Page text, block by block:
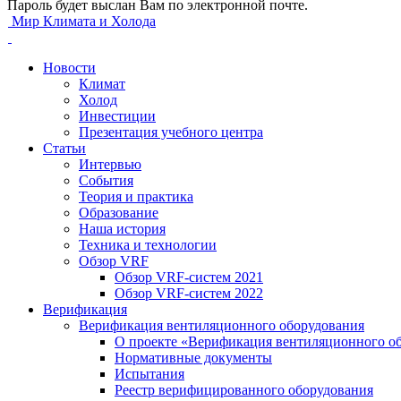
Пароль будет выслан Вам по электронной почте.
Мир Климата и Холода
Новости
Климат
Холод
Инвестиции
Презентация учебного центра
Статьи
Интервью
События
Теория и практика
Образование
Наша история
Техника и технологии
Обзор VRF
Обзор VRF-систем 2021
Обзор VRF-систем 2022
Верификация
Верификация вентиляционного оборудования
О проекте «Верификация вентиляционного
Нормативные документы
Испытания
Реестр верифицированного оборудования